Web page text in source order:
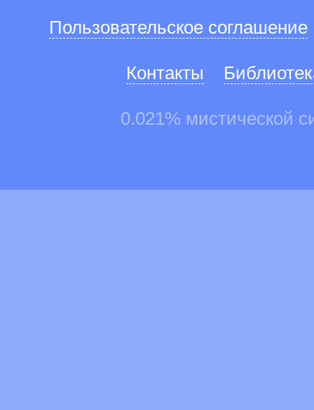
Пользовательское соглашение
Контакты
0.021% мистической